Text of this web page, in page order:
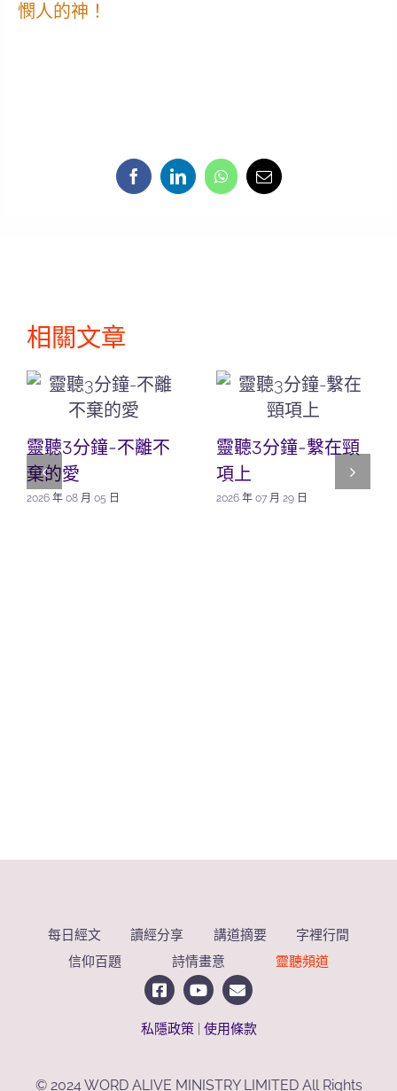
憫人的神！
相關文章
靈聽3分鐘-不離不
棄的愛
2026 年 08 月 05 日
靈聽3分鐘-繫在頸
項上
2026 年 07 月 29 日
每日經文 讀經分享 講道摘要
字裡行間
信仰百題
詩情畫意 靈聽頻道
私隱政策 使用條款
© 2024 WORD ALIVE MINISTRY LIMITED All Rights